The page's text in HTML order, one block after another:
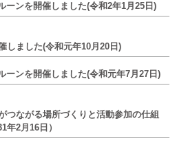
ーンを開催しました(令和2年1月25日)
しました(令和元年10月20日)
ーンを開催しました(令和元年7月27日)
つながる場所づくりと活動参加の仕組
年2月16日）